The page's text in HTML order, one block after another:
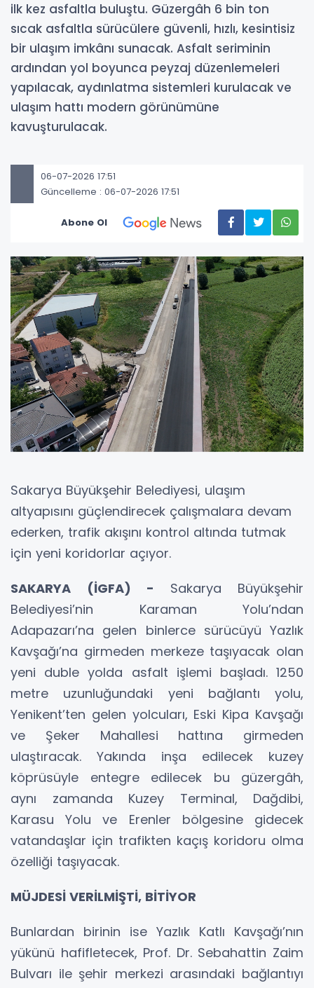
ilk kez asfaltla buluştu. Güzergâh 6 bin ton
sıcak asfaltla sürücülere güvenli, hızlı, kesintisiz
bir ulaşım imkânı sunacak. Asfalt seriminin
ardından yol boyunca peyzaj düzenlemeleri
yapılacak, aydınlatma sistemleri kurulacak ve
ulaşım hattı modern görünümüne
kavuşturulacak.
06-07-2026 17:51
Güncelleme : 06-07-2026 17:51
Abone Ol
Sakarya Büyükşehir Belediyesi, ulaşım
altyapısını güçlendirecek çalışmalara devam
ederken, trafik akışını kontrol altında tutmak
için yeni koridorlar açıyor.
SAKARYA (İGFA) - Sakarya Büyükşehir
Belediyesi’nin Karaman Yolu’ndan
Adapazarı’na gelen binlerce sürücüyü Yazlık
Kavşağı’na girmeden merkeze taşıyacak olan
yeni duble yolda asfalt işlemi başladı. 1250
metre uzunluğundaki yeni bağlantı yolu,
Yenikent’ten gelen yolcuları, Eski Kipa Kavşağı
ve Şeker Mahallesi hattına girmeden
ulaştıracak. Yakında inşa edilecek kuzey
köprüsüyle entegre edilecek bu güzergâh,
aynı zamanda Kuzey Terminal, Dağdibi,
Karasu Yolu ve Erenler bölgesine gidecek
vatandaşlar için trafikten kaçış koridoru olma
özelliği taşıyacak.
MÜJDESİ VERİLMİŞTİ, BİTİYOR
Bunlardan birinin ise Yazlık Katlı Kavşağı’nın
yükünü hafifletecek, Prof. Dr. Sebahattin Zaim
Bulvarı ile şehir merkezi arasındaki bağlantıyı